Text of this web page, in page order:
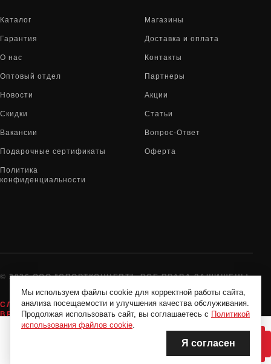
НЕТ В НАЛИЧИИ
НЕТ В НАЛИЧИИ
Каталог Магазины
Гарантия Доставка и оплата
О нас Контакты
Оптовый отдел Партнеры
Новости Акции
Скидки Статьи
Вакансии Вопрос-Ответ
Подарочные сертификаты Оферта
Политика
конфиденциальности
© 2026 ООО "СПОРТКОНЦЕПТ". ВСЕ ПРАВА ЗАЩИЩЕНЫ
СЛУЖБА ПОДДЕРЖКИ:8-800-775-72-05
ВРЕМЯ РАБОТЫ:
10:00 - 19:00 ЕЖЕДНЕВНО
Мы используем файлы cookie для корректной работы сайта,
анализа посещаемости и улучшения качества обслуживания.
Продолжая использовать сайт, вы соглашаетесь с Политикой
использования файлов cookie.
Я согласен